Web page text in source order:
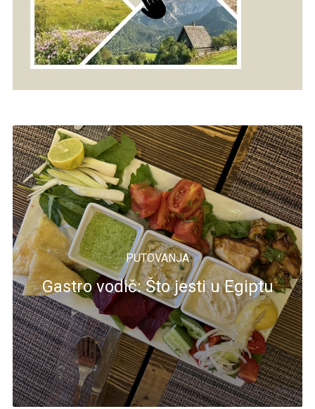
PUTOVANJA
Gastro vodič: Što jesti u Egiptu